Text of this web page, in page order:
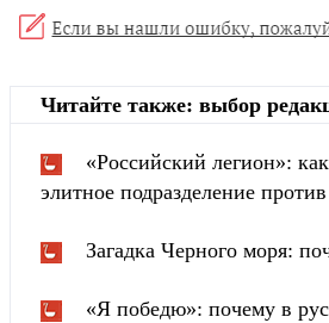
Читайте также: выбор
«Российский легион»:
элитное подразделение
Загадка Черного моря:
«Я победю»: почему в